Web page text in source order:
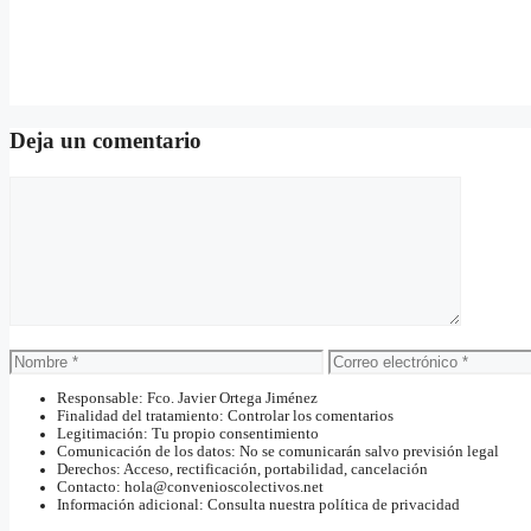
Deja un comentario
Nombre
Correo
electrónico
Responsable: Fco. Javier Ortega Jiménez
Finalidad del tratamiento: Controlar los comentarios
Legitimación: Tu propio consentimiento
Comunicación de los datos: No se comunicarán salvo previsión legal
Derechos: Acceso, rectificación, portabilidad, cancelación
Contacto: hola@convenioscolectivos.net
Información adicional: Consulta nuestra política de privacidad